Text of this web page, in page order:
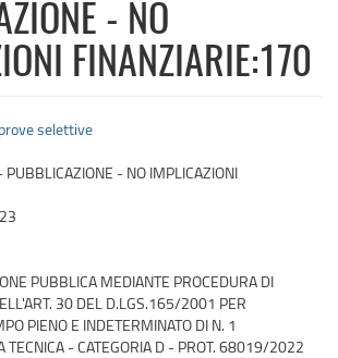
- NO
FINANZIARIE:170
selettive
PUBBLICAZIONE - NO IMPLICAZIONI
PUBBLICA MEDIANTE PROCEDURA DI
30 DEL D.LGS.165/2001 PER
PIENO E INDETERMINATO DI N. 1
TECNICA - CATEGORIA D - PROT. 68019/2022